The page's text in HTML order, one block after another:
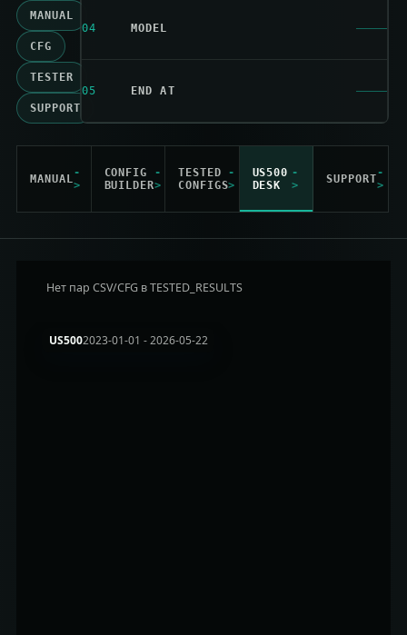
MANUAL
CFG
TESTER
SUPPORT
04 MODEL
05 END AT
MANUAL
CONFIG
BUILDER
TESTED
CONFIGS
US500
DESK
SUPPORT
US5002023-01-01 -2026-05-22
Нет пар CSV/CFG в TESTED_RESULTS